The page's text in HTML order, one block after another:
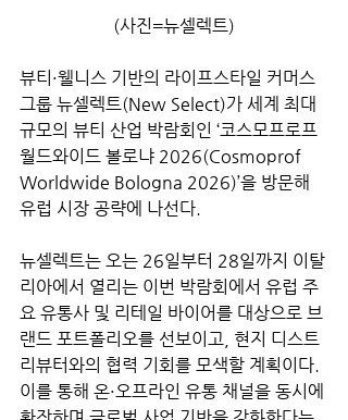
(사진=뉴셀렉트)
뷰티·웰니스 기반의 라이프스타일 커머스
그룹 뉴셀렉트(New Select)가 세계 최대
규모의 뷰티 산업 박람회인 ‘코스모프로프
월드와이드 볼로냐 2026(Cosmoprof
Worldwide Bologna 2026)’을 방문해
유럽 시장 공략에 나선다.
뉴셀렉트는 오는 26일부터 28일까지 이탈
리아에서 열리는 이번 박람회에서 유럽 주
요 유통사 및 리테일 바이어를 대상으로 브
랜드 포트폴리오를 선보이고, 현지 디스트
리뷰터와의 협력 기회를 모색할 계획이다.
이를 통해 온·오프라인 유통 채널을 동시에